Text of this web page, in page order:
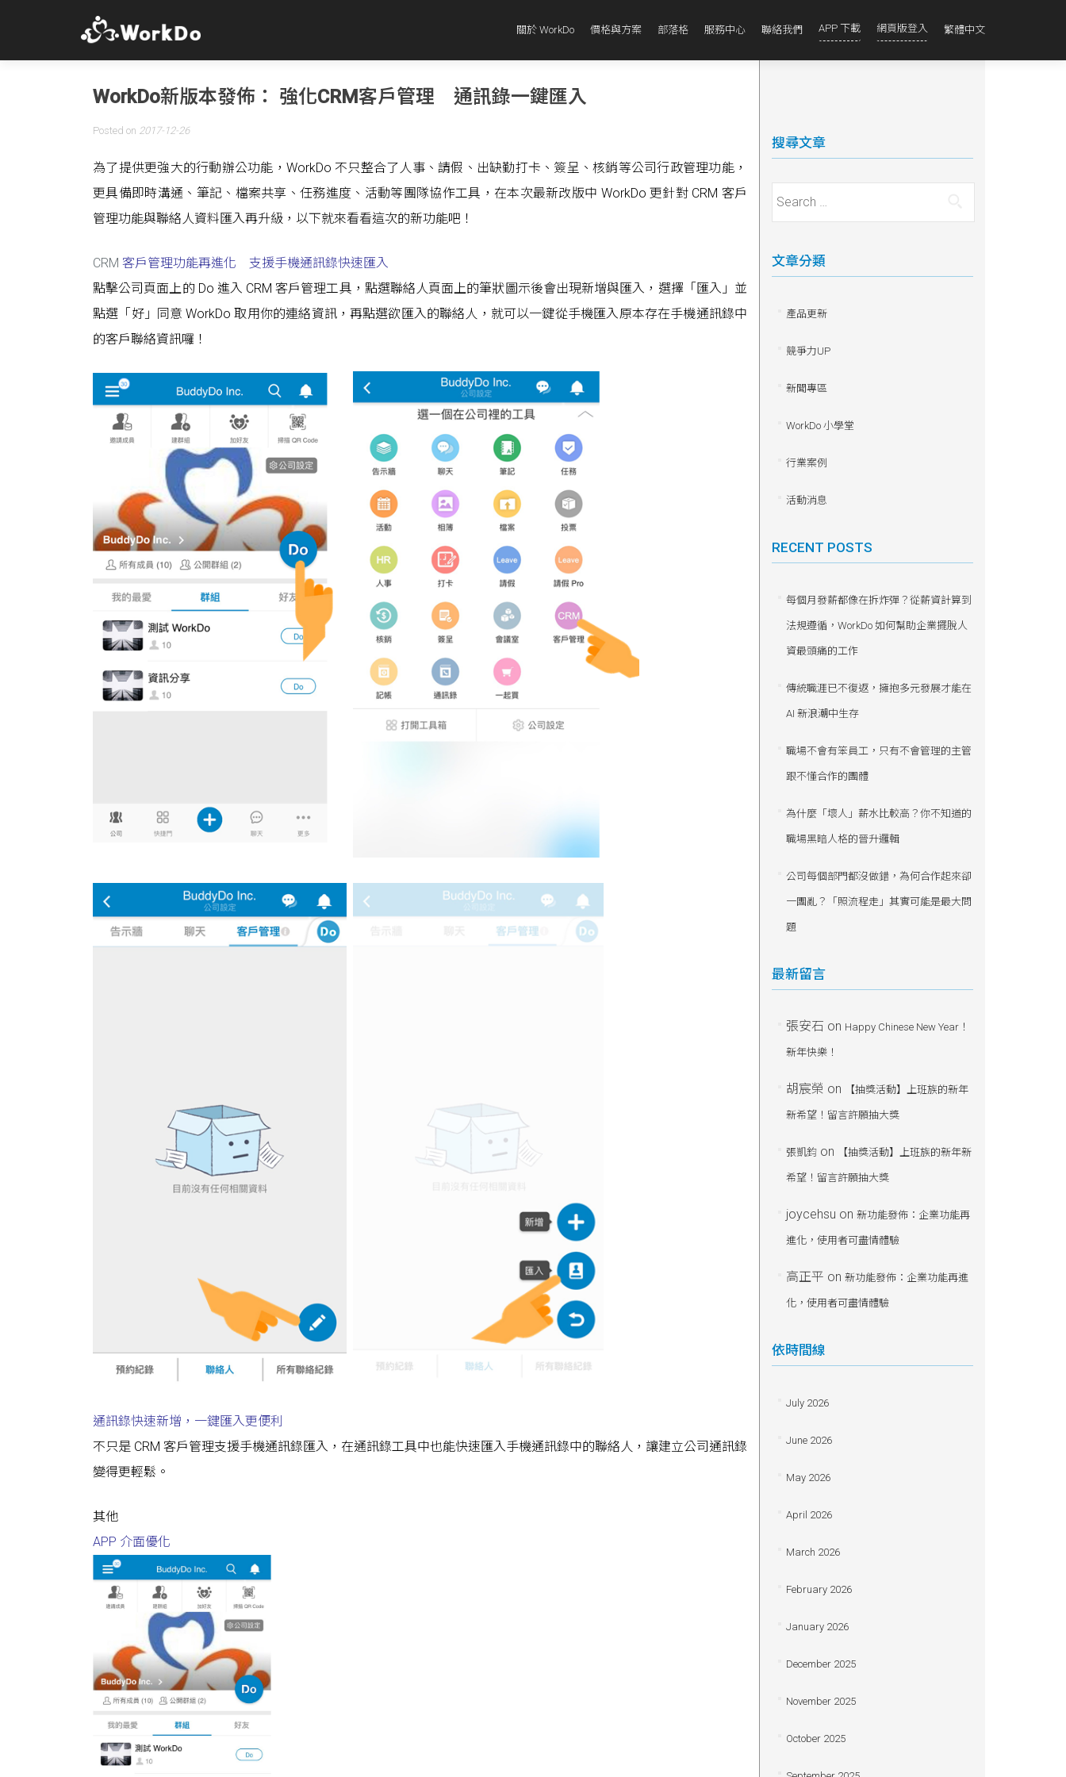
關於 WorkDo 價格與方案 部落格 服務中心 聯絡我們 APP 下載 網頁版登入 繁體中文
WorkDo新版本發佈： 強化CRM客戶管理 通訊錄一鍵匯入
Posted on 2017-12-26
為了提供更強大的行動辦公功能，WorkDo 不只整合了人事、請假、出缺勤打卡、簽呈、核銷等公司行政管理功能，
更具備即時溝通、筆記、檔案共享、任務進度、活動等團隊協作工具，在本次最新改版中 WorkDo 更針對 CRM 客戶
管理功能與聯絡人資料匯入再升級，以下就來看看這次的新功能吧！
CRM 客戶管理功能再進化 支援手機通訊錄快速匯入
點擊公司頁面上的 Do 進入 CRM 客戶管理工具，點選聯絡人頁面上的筆狀圖示後會出現新增與匯入，選擇「匯入」並
點選「好」同意 WorkDo 取用你的連絡資訊，再點選欲匯入的聯絡人，就可以一鍵從手機匯入原本存在手機通訊錄中
的客戶聯絡資訊囉！
通訊錄快速新增，一鍵匯入更便利
不只是 CRM 客戶管理支援手機通訊錄匯入，在通訊錄工具中也能快速匯入手機通訊錄中的聯絡人，讓建立公司通訊錄
變得更輕鬆。
其他
APP 介面優化
搜尋文章
Search for:
文章分類
產品更新
競爭力UP
新聞專區
WorkDo 小學堂
行業案例
活動消息
RECENT POSTS
每個月發薪都像在拆炸彈？從薪資計算到
法規遵循，WorkDo 如何幫助企業擺脫人
資最頭痛的工作
傳統職涯已不復返，擁抱多元發展才能在
AI 新浪潮中生存
職場不會有笨員工，只有不會管理的主管
跟不懂合作的團體
為什麼「壞人」薪水比較高？你不知道的
職場黑暗人格的晉升邏輯
公司每個部門都沒做錯，為何合作起來卻
一團亂？「照流程走」其實可能是最大問
題
最新留言
張安石 on Happy Chinese New Year！
新年快樂！
胡宸榮 on 【抽獎活動】上班族的新年
新希望！留言許願抽大獎
張凱鈞on 【抽獎活動】上班族的新年新
希望！留言許願抽大獎
joycehsu on 新功能發佈：企業功能再
進化，使用者可盡情體驗
高正平 on 新功能發佈：企業功能再進
化，使用者可盡情體驗
依時間線
July 2026
June 2026
May 2026
April 2026
March 2026
February 2026
January 2026
December 2025
November 2025
October 2025